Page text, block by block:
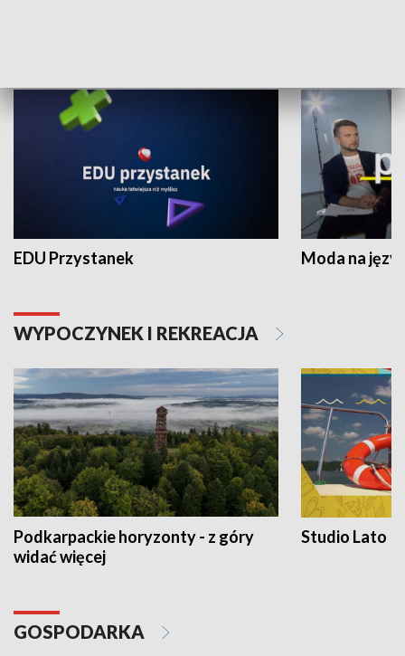
EDU Przystanek Moda na
WYPOCZYNEK I REKREACJA
Podkarpackie horyzonty - z góry
widać więcej
Studio Lato
GOSPODARKA